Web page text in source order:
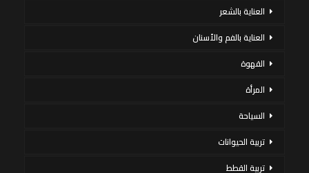
العناية بالشعر
العناية بالفم والأسنان
القهوة
المرأة
السياحة
تربية الحيوانات
تربية القطط